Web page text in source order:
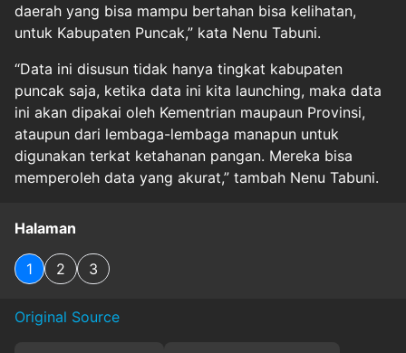
daerah yang bisa mampu bertahan bisa kelihatan,
untuk Kabupaten Puncak,” kata Nenu Tabuni.
“Data ini disusun tidak hanya tingkat kabupaten
puncak saja, ketika data ini kita launching, maka data
ini akan dipakai oleh Kementrian maupaun Provinsi,
ataupun dari lembaga-lembaga manapun untuk
digunakan terkat ketahanan pangan. Mereka bisa
memperoleh data yang akurat,” tambah Nenu Tabuni.
Halaman
1 2 3
Original Source